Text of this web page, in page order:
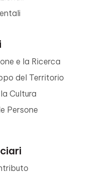
e la Ricerca
del Territorio
Cultura
Persone